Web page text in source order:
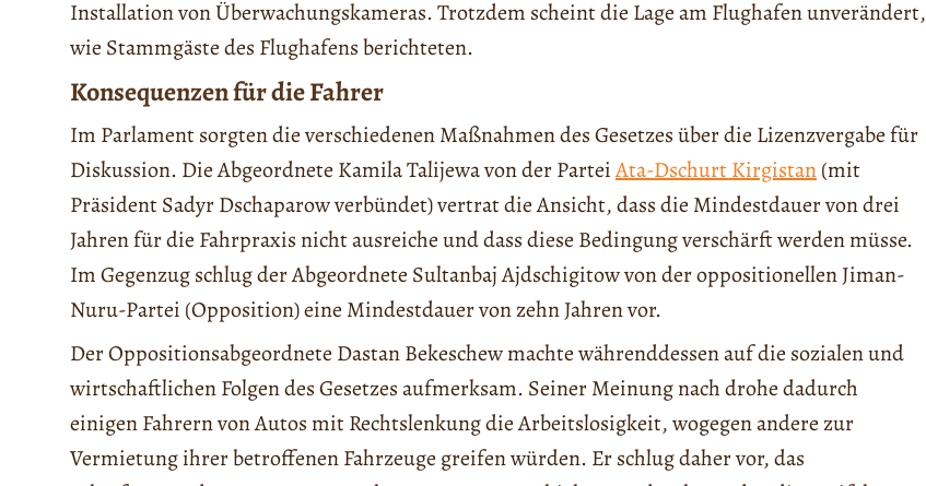
Installation von Überwachungskameras. Trotzdem scheint die Lage am Flughafen unverändert,
wie Stammgäste des Flughafens berichteten.
Konsequenzen für die Fahrer
Im Parlament sorgten die verschiedenen Maßnahmen des Gesetzes über die Lizenzvergabe für
Diskussion. Die Abgeordnete Kamila Talijewa von der ParteiAta-Dschurt Kirgistan(mit
Präsident Sadyr Dschaparow verbündet) vertrat die Ansicht, dass die Mindestdauer von drei
Jahren für die Fahrpraxis nicht ausreiche und dass diese Bedingung verschärft werden müsse.
Im Gegenzug schlug der Abgeordnete Sultanbaj Ajdschigitow von der oppositionellen Jiman-
Nuru-Partei (Opposition) eine Mindestdauer von zehn Jahren vor.
Der Oppositionsabgeordnete Dastan Bekeschew machte währenddessen auf die sozialen und
wirtschaftlichen Folgen des Gesetzes aufmerksam. Seiner Meinung nach drohe dadurch
einigen Fahrern von Autos mit Rechtslenkung die Arbeitslosigkeit, wogegen andere zur
Vermietung ihrer betroffenen Fahrzeuge greifen würden. Er schlug daher vor, das